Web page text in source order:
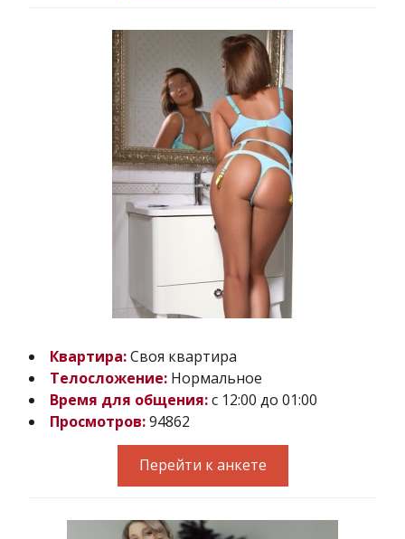
Квартира:Своя квартира
Телосложение: Нормальное
Время для общения:с 12:00 до 01:00
Просмотров:94862
Перейти к анкете